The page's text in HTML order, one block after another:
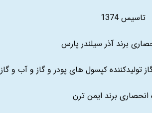
تاسیس 1374
برند آذر سیلندر پارس
تولیدکننده کپسول های پودر و گاز و آب و گاز
انحصاری برند ایمن ترن